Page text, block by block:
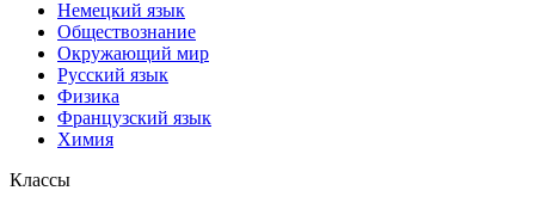
Немецкий язык
Обществознание
Окружающий мир
Русский язык
Физика
Французский язык
Химия
Классы